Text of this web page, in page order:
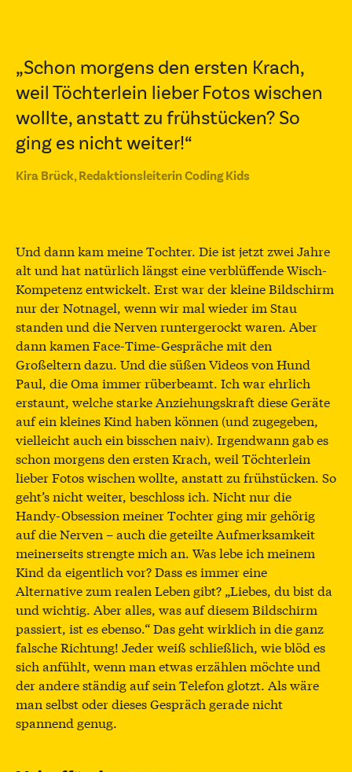
„Schon morgens den ersten Krach,
weil Töchterlein lieber Fotos wischen
wollte, anstatt zu frühstücken? So
ging es nicht weiter!“
Kira Brück, Redaktionsleiterin Coding Kids
Und dann kam meine Tochter. Die ist jetzt zwei Jahre
alt und hat natürlich längst eine verblüffende Wisch-
Kompetenz entwickelt. Erst war der kleine Bildschirm
nur der Notnagel, wenn wir mal wieder im Stau
standen und die Nerven runtergerockt waren. Aber
dann kamen Face-Time-Gespräche mit den
Großeltern dazu. Und die süßen Videos von Hund
Paul, die Oma immer rüberbeamt. Ich war ehrlich
erstaunt, welche starke Anziehungskraft diese Geräte
auf ein kleines Kind haben können (und zugegeben,
vielleicht auch ein bisschen naiv). Irgendwann gab es
schon morgens den ersten Krach, weil Töchterlein
lieber Fotos wischen wollte, anstatt zu frühstücken. So
geht’s nicht weiter, beschloss ich. Nicht nur die
Handy-Obsession meiner Tochter ging mir gehörig
auf die Nerven – auch die geteilte Aufmerksamkeit
meinerseits strengte mich an. Was lebe ich meinem
Kind da eigentlich vor? Dass es immer eine
Alternative zum realen Leben gibt? „Liebes, du bist da
und wichtig. Aber alles, was auf diesem Bildschirm
passiert, ist es ebenso.“ Das geht wirklich in die ganz
falsche Richtung! Jeder weiß schließlich, wie blöd es
sich anfühlt, wenn man etwas erzählen möchte und
der andere ständig auf sein Telefon glotzt. Als wäre
man selbst oder dieses Gespräch gerade nicht
spannend genug.